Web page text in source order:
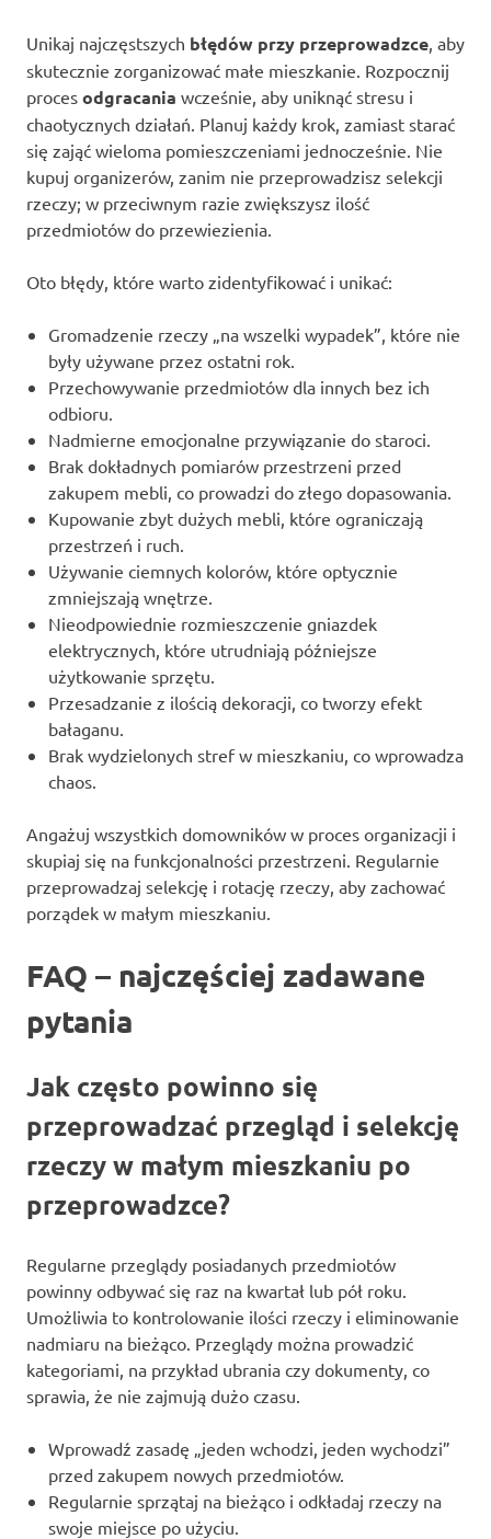
Unikaj najczęstszych błędów przy przeprowadzce , aby
skutecznie zorganizować małe mieszkanie. Rozpocznij
proces odgracania wcześnie, aby uniknąć stresu i
chaotycznych działań. Planuj każdy krok, zamiast starać
się zająć wieloma pomieszczeniami jednocześnie. Nie
kupuj organizerów, zanim nie przeprowadzisz selekcji
rzeczy; w przeciwnym razie zwiększysz ilość
przedmiotów do przewiezienia.
Oto błędy, które warto zidentyfikować i unikać:
Gromadzenie rzeczy „na wszelki wypadek”, które nie
były używane przez ostatni rok.
Przechowywanie przedmiotów dla innych bez ich
odbioru.
Nadmierne emocjonalne przywiązanie do staroci.
Brak dokładnych pomiarów przestrzeni przed
zakupem mebli, co prowadzi do złego dopasowania.
Kupowanie zbyt dużych mebli, które ograniczają
przestrzeń i ruch.
Używanie ciemnych kolorów, które optycznie
zmniejszają wnętrze.
Nieodpowiednie rozmieszczenie gniazdek
elektrycznych, które utrudniają późniejsze
użytkowanie sprzętu.
Przesadzanie z ilością dekoracji, co tworzy efekt
bałaganu.
Brak wydzielonych stref w mieszkaniu, co wprowadza
chaos.
Angażuj wszystkich domowników w proces organizacji i
skupiaj się na funkcjonalności przestrzeni. Regularnie
przeprowadzaj selekcję i rotację rzeczy, aby zachować
porządek w małym mieszkaniu.
FAQ – najczęściej zadawane
pytania
Jak często powinno się
przeprowadzać przegląd i selekcję
rzeczy w małym mieszkaniu po
przeprowadzce?
Regularne przeglądy posiadanych przedmiotów
powinny odbywać się raz na kwartał lub pół roku.
Umożliwia to kontrolowanie ilości rzeczy i eliminowanie
nadmiaru na bieżąco. Przeglądy można prowadzić
kategoriami, na przykład ubrania czy dokumenty, co
sprawia, że nie zajmują dużo czasu.
Wprowadź zasadę „jeden wchodzi, jeden wychodzi”
przed zakupem nowych przedmiotów.
Regularnie sprzątaj na bieżąco i odkładaj rzeczy na
swoje miejsce po użyciu.